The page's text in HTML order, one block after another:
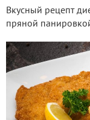
Вкусный рецепт
пряной